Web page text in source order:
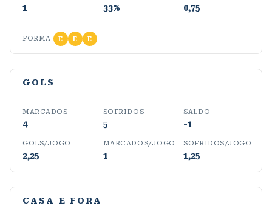
1 33% 0,75
FORMA E E E
GOLS
MARCADOS
4
SOFRIDOS
5
SALDO
-1
GOLS/JOGO
2,25
MARCADOS/JOGO
1
SOFRIDOS/JOGO
1,25
CASA E FORA